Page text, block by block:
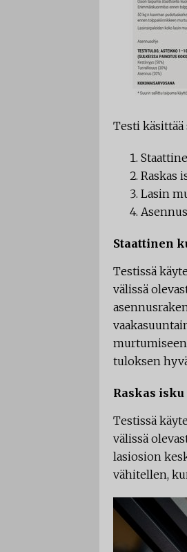
Testi käsittää
Raskas
Lasin
Staattinen
Testissä
välissä
tuloksen
Raskas isku
Testissä
välissä
lasiosion
vähitellen,